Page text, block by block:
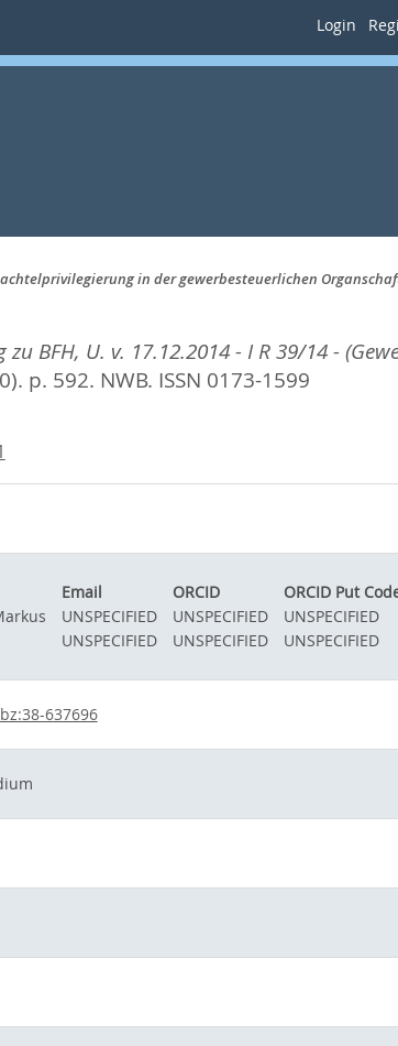
Login
in der gewerbesteuerlichen
zu BFH, U. v. 17.12.2014 - I R 39/14 -
p. 592. NWB. ISSN 0173-1599
Email ORCID
ORCID Put
UNSPECIFIED UNSPECIFIED
UNSPECIFIED
UNSPECIFIED UNSPECIFIED UNSPECIFIED
637696